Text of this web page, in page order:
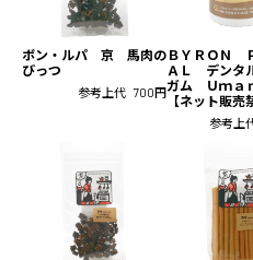
ボン・ルパ 京 馬肉の
びっつ
参考上代 700円
ＢＹＲＯＮ
ＡＬ デンタ
ガム Ｕｍａ
【ネット販売
参考上